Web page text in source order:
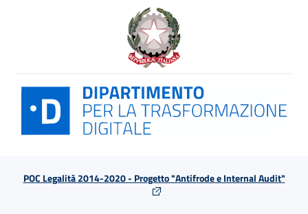
POC Legalità 2014-2020 - Progetto "Antifrode e Internal Audit"